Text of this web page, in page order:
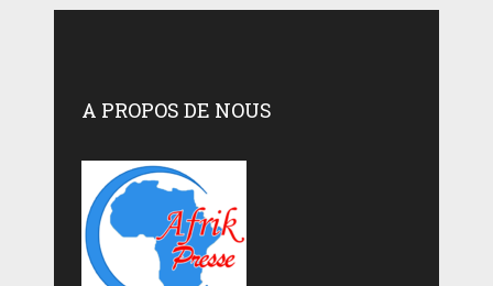
A PROPOS DE NOUS